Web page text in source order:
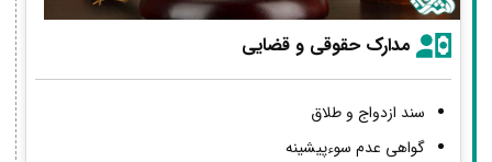
مدارک حقوقی و قضایی
سند ازدواج و طلاق
گواهی عدم سوءپیشینه